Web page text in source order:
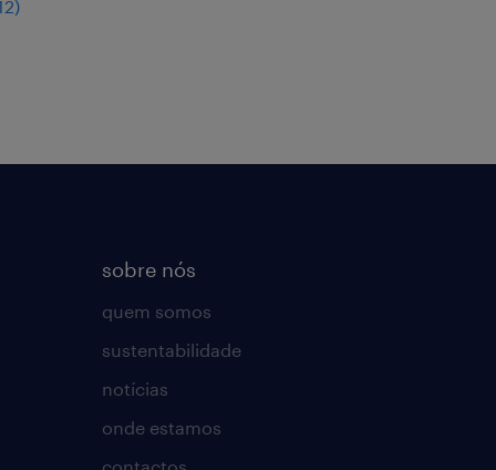
)
sobre nós
quem somos
sustentabilidade
notícias
onde estamos